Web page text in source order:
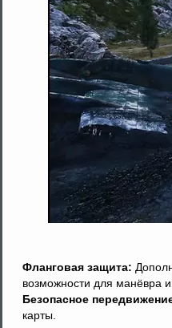
Фланговая защита:
возможности для манёвра
Безопасное
карты.